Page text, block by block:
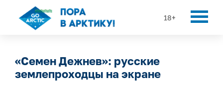
18+
«Семен Дежнев»: русские
землепроходцы на экране